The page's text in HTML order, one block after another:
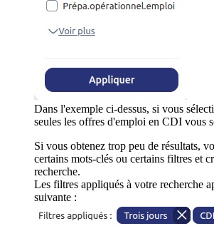
Dans l'exemple ci-dessus, si vous
seules les offres d'emploi en CDI vous
Si vous obtenez trop peu de résultats,
certains mots-clés ou certains filtres et
recherche.
Les filtres appliqués à votre recherche
suivante :